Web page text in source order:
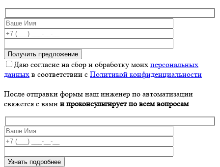
Даю согласие на сбор и обработку моих персональных
данных в соответствии с Политикой конфиденциальности
После отправки формы наш инженер по автоматизации
свяжется с вами и проконсультирует по всем вопросам